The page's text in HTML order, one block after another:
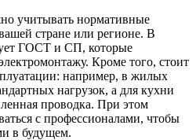
учитывать нормативные
стране или регионе. В
ГОСТ и СП, которые
Кроме того, стоит
например, в жилых
нагрузок, а для кухни
проводка. При этом
с профессионалами, чтобы
в будущем.